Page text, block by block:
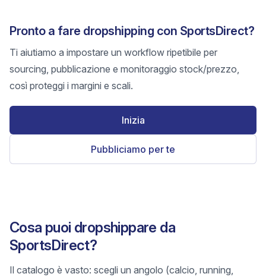
Pronto a fare dropshipping con SportsDirect?
Ti aiutiamo a impostare un workflow ripetibile per
sourcing, pubblicazione e monitoraggio stock/prezzo,
così proteggi i margini e scali.
Inizia
Pubbliciamo per te
Cosa puoi dropshippare da
SportsDirect?
Il catalogo è vasto: scegli un angolo (calcio, running,